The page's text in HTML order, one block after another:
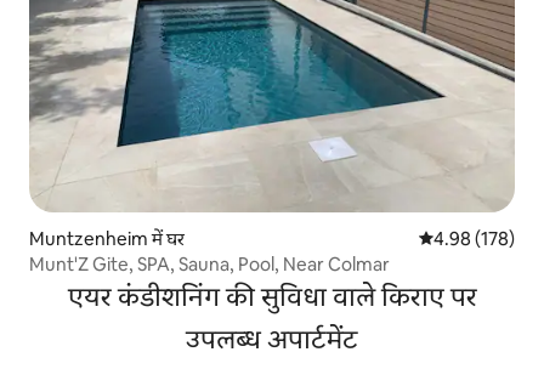
Muntzenheim में घर औसत रेटिंग 5 में से
4.98 (178)
Munt'Z Gite, SPA, Sauna, Pool, Near Colmar
एयर कंडीशनिंग की सुविधा वाले किराए पर
उपलब्ध अपार्टमेंट